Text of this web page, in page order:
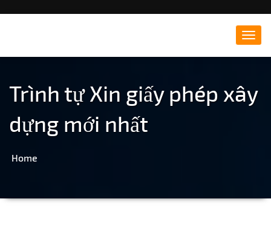
Đông Hà Travel – Du lịch
Quảng Trị
Trình tự Xin giấy phép xây
dựng mới nhất
Home